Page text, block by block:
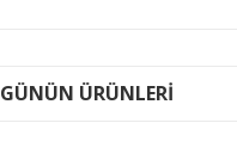
GÜNÜN ÜRÜNLERİ